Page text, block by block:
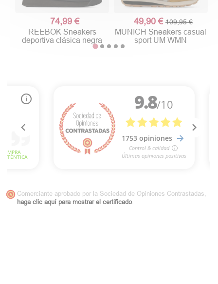
74,99 €
REEBOK Sneakers
deportiva clásica negra
49,90 € 109,95 €
MUNICH Sneakers casual
sport UM WMN
Comerciante aprobado por la Sociedad de Opiniones Contrastadas,
haga clic aquí para mostrar el certificado.